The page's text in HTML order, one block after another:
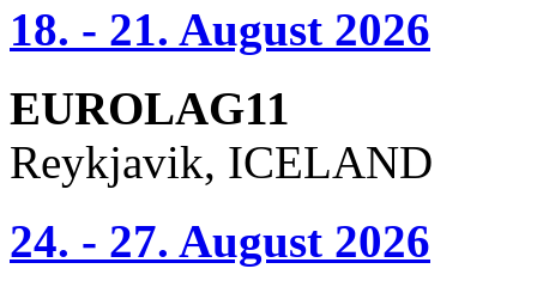
18. - 21. August 2026
EUROLAG11
Reykjavik, ICELAND
24. - 27. August 2026